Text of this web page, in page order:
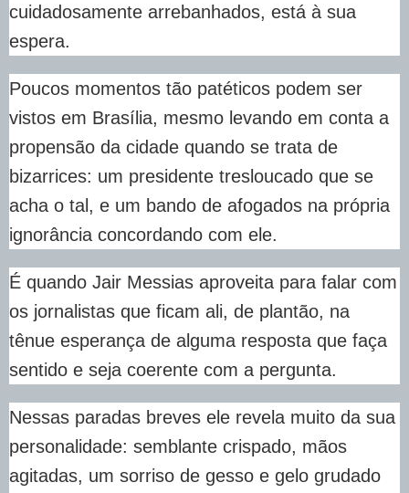
cuidadosamente arrebanhados, está à sua
espera.
Poucos momentos tão patéticos podem ser
vistos em Brasília, mesmo levando em conta a
propensão da cidade quando se trata de
bizarrices: um presidente tresloucado que se
acha o tal, e um bando de afogados na própria
ignorância concordando com ele.
É quando Jair Messias aproveita para falar com
os jornalistas que ficam ali, de plantão, na
tênue esperança de alguma resposta que faça
sentido e seja coerente com a pergunta.
Nessas paradas breves ele revela muito da sua
personalidade: semblante crispado, mãos
agitadas, um sorriso de gesso e gelo grudado